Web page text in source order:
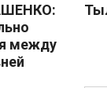
между